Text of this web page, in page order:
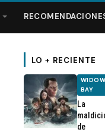
LO + RECIENTE
BAY
La
de